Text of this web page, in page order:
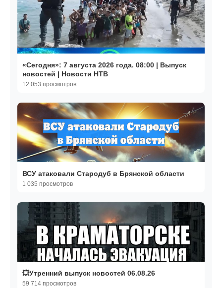
«Сегодня»: 7 августа 2026 года. 08:00 | Выпуск
новостей | Новости НТВ
12 053 просмотров
ВСУ атаковали Стародуб в Брянской области
1 035 просмотров
💥Утренний выпуск новостей 06.08.26
59 714 просмотров